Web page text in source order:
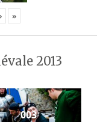
› »
2013
003